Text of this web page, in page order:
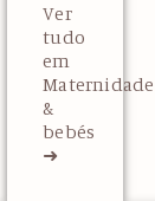
Ver
tudo
em
Maternidade
&
bebés
➜